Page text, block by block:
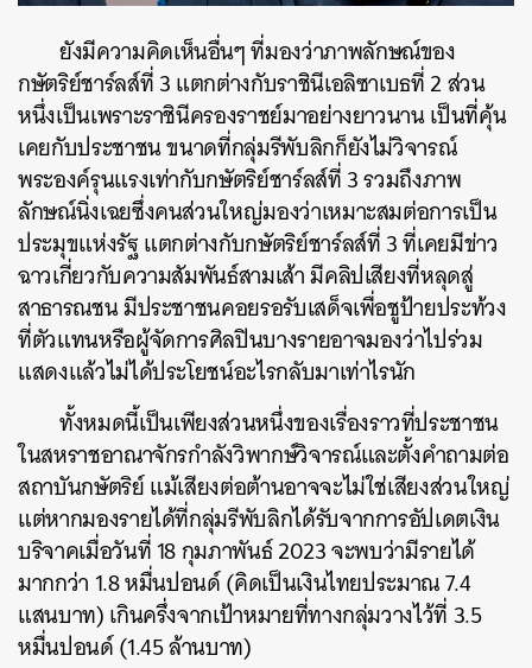
ยังมีความคิดเห็นอื่นๆ ที่มองว่าภาพลักษณ์ของ
กษัตริย์ชาร์ลส์ที่ 3 แตกต่างกับราชินีเอลิซาเบธที่ 2 ส่วน
หนึ่งเป็นเพราะราชินีครองราชย์มาอย่างยาวนาน เป็นที่คุ้น
เคยกับประชาชน ขนาดที่กลุ่มรีพับลิกก็ยังไม่วิจารณ์
พระองค์รุนแรงเท่ากับกษัตริย์ชาร์ลส์ที่ 3 รวมถึงภาพ
ลักษณ์นิ่งเฉยซึ่งคนส่วนใหญ่มองว่าเหมาะสมต่อการเป็น
ประมุขแห่งรัฐ แตกต่างกับกษัตริย์ชาร์ลส์ที่ 3 ที่เคยมีข่าว
ฉาวเกี่ยวกับความสัมพันธ์สามเส้า มีคลิปเสียงที่หลุดสู่
สาธารณชน มีประชาชนคอยรอรับเสด็จเพื่อชูป้ายประท้วง
ที่ตัวแทนหรือผู้จัดการศิลปินบางรายอาจมองว่าไปร่วม
แสดงแล้วไม่ได้ประโยชน์อะไรกลับมาเท่าไรนัก
ทั้งหมดนี้เป็นเพียงส่วนหนึ่งของเรื่องราวที่ประชาชน
ในสหราชอาณาจักรกำลังวิพากษ์วิจารณ์และตั้งคำถามต่อ
สถาบันกษัตริย์ แม้เสียงต่อต้านอาจจะไม่ใช่เสียงส่วนใหญ่
แต่หากมองรายได้ที่กลุ่มรีพับลิกได้รับจากการอัปเดตเงิน
บริจาคเมื่อวันที่ 18 กุมภาพันธ์ 2023 จะพบว่ามีรายได้
มากกว่า 1.8 หมื่นปอนด์ (คิดเป็นเงินไทยประมาณ 7.4
แสนบาท) เกินครึ่งจากเป้าหมายที่ทางกลุ่มวางไว้ที่ 3.5
หมื่นปอนด์ (1.45 ล้านบาท)